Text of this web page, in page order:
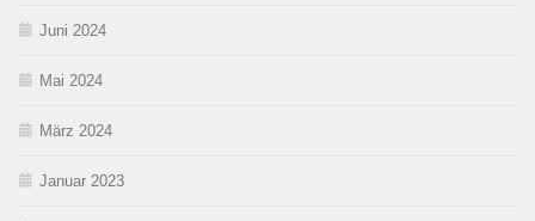
Juni 2024
Mai 2024
März 2024
Januar 2023